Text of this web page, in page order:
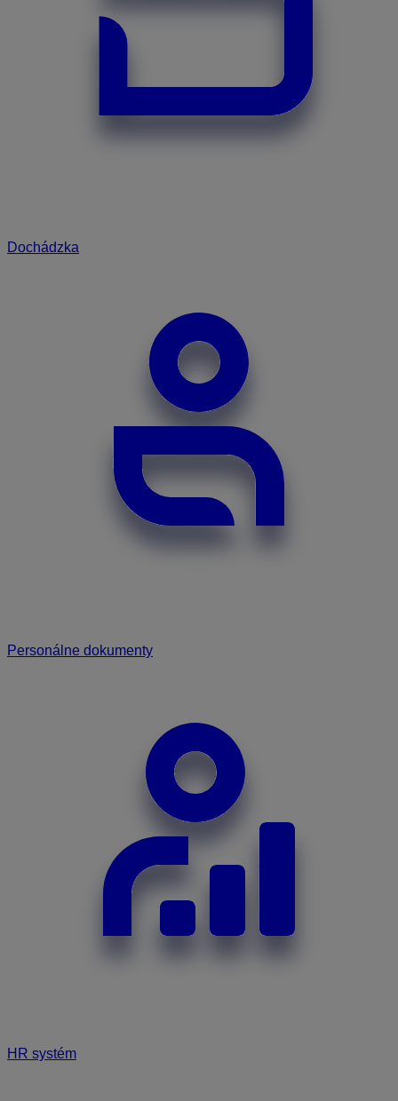
Dochádzka
Personálne dokumenty
HR systém